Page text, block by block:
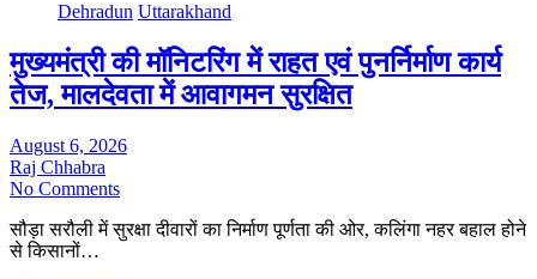
Dehradun Uttarakhand
मुख्यमंत्री की मॉनिटरिंग में राहत एवं पुनर्निर्माण कार्य
तेज, मालदेवता में आवागमन सुरक्षित
August 6, 2026
Raj Chhabra
No Comments
सौड़ा सरौली में सुरक्षा दीवारों का निर्माण पूर्णता की ओर, कलिंगा नहर बहाल होने
से किसानों…